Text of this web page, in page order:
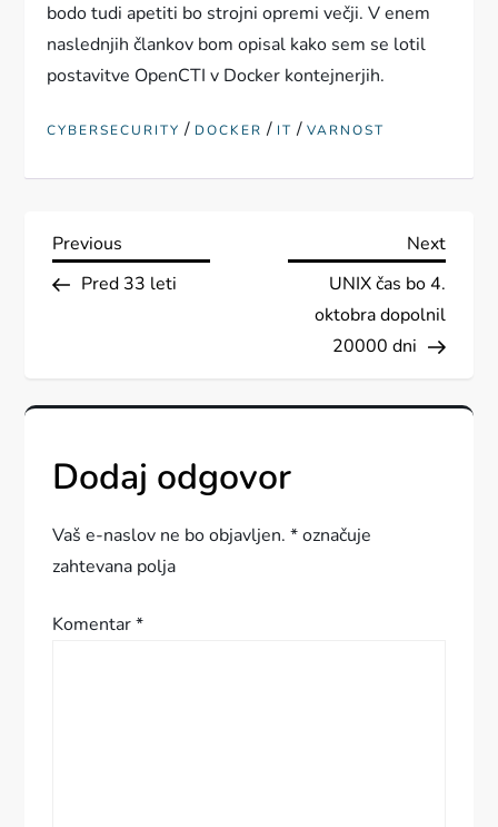
bodo tudi apetiti bo strojni opremi večji. V enem
naslednjih člankov bom opisal kako sem se lotil
postavitve OpenCTI v Docker kontejnerjih.
CYBERSECURITY / DOCKER / IT /VARNOST
N
a
i
g
a
c
i
Previous
Post
Previous
Pred 33 leti
Next
Next
UNIX čas bo 4.
oktobra dopolnil
20000 dni
Dodaj odgovor
Vaš e-naslov ne bo objavljen. *označuje
zahtevana polja
Komentar*